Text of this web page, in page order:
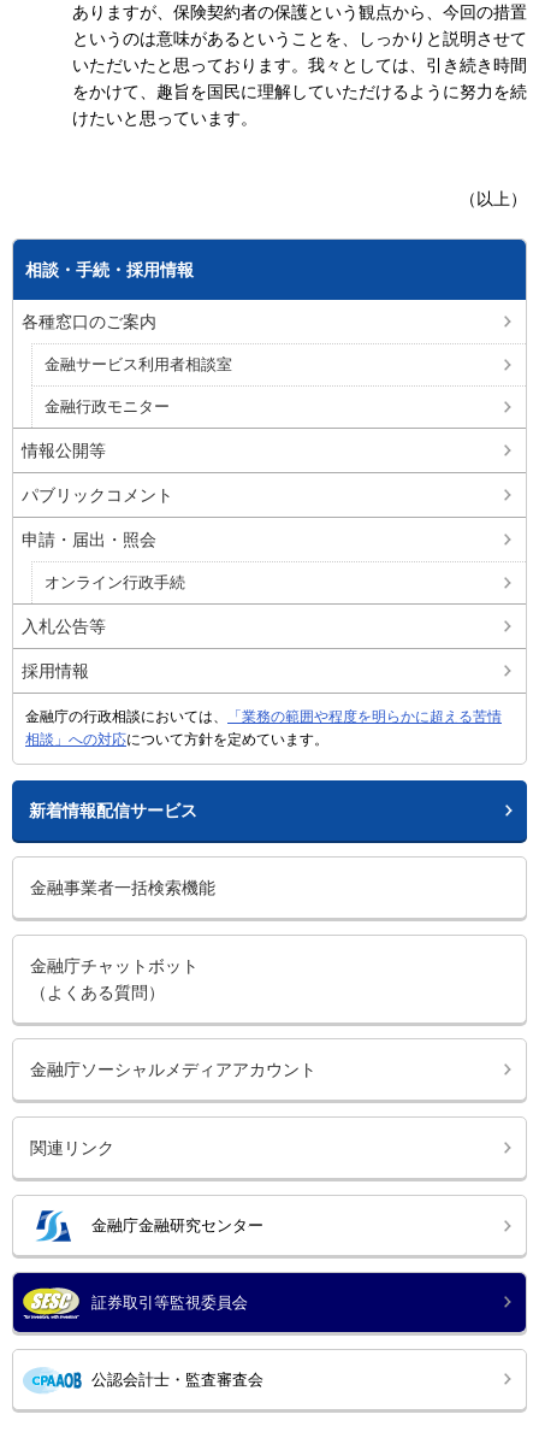
ありますが、保険契約者の保護という観点から、今回の措置
というのは意味があるということを、しっかりと説明させて
いただいたと思っております。我々としては、引き続き時間
をかけて、趣旨を国民に理解していただけるように努力を続
けたいと思っています。
（以上）
相談・手続・採用情報
各種窓口のご案内
金融サービス利用者相談室
金融行政モニター
情報公開等
パブリックコメント
申請・届出・照会
オンライン行政手続
入札公告等
採用情報
金融庁の行政相談においては、
「業務の範囲や程度を明らかに超える苦情
相談」への対応について方針を定めています。
新着情報配信サービス
金融事業者一括検索機能
金融庁チャットボット
（よくある質問）
金融庁ソーシャルメディアアカウント
関連リンク
金融庁金融研究センター
証券取引等監視委員会
公認会計士・監査審査会